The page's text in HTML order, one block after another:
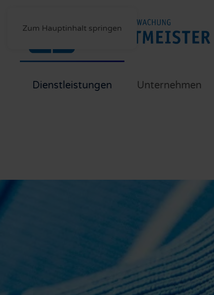
Zum Hauptinhalt springen
Dienstleistungen Unternehmen